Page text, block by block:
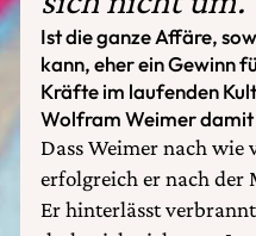
Ist die ganze Affäre,
kann, eher ein Gewinn
Kräfte im laufenden
Wolfram Weimer damit
Dass Weimer nach
erfolgreich er nach der
Er hinterlässt